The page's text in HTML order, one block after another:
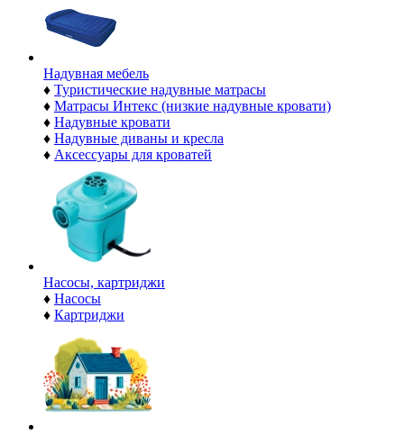
Надувная мебель
♦ Туристические надувные матрасы
♦ Матрасы Интекс (низкие надувные кровати)
♦ Надувные кровати
♦ Надувные диваны и кресла
♦ Аксессуары для кроватей
Насосы, картриджи
♦ Насосы
♦ Картриджи